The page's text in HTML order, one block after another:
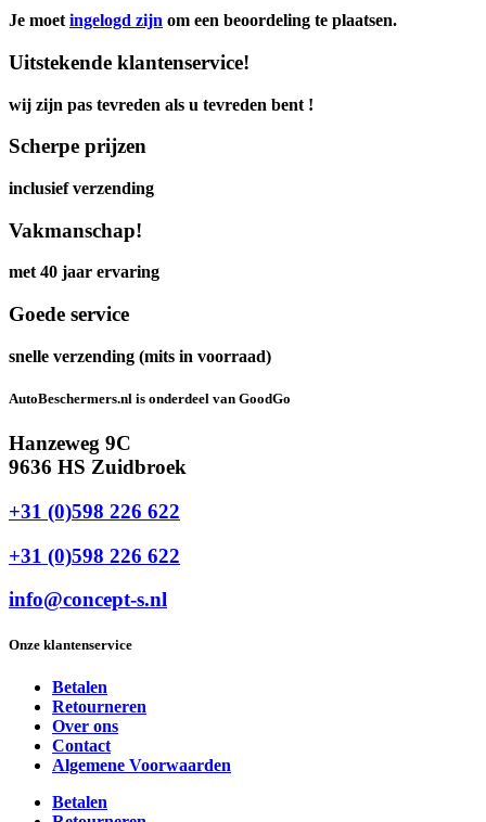
Je moet ingelogd zijn om een beoordeling te plaatsen.
Uitstekende klantenservice!
wij zijn pas tevreden als u tevreden bent !
Scherpe prijzen
inclusief verzending
Vakmanschap!
met 40 jaar ervaring
Goede service
snelle verzending (mits in voorraad)
AutoBeschermers.nl is onderdeel van GoodGo
Hanzeweg 9C
9636 HS Zuidbroek
+31 (0)598 226 622
+31 (0)598 226 622
info@concept-s.nl
Onze klantenservice
Betalen
Retourneren
Over ons
Contact
Algemene Voorwaarden
Betalen